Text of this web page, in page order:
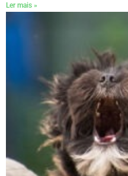
Ler mais »